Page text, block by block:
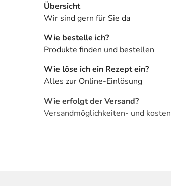
Übersicht
Wir sind gern für Sie da
Wie bestelle ich?
Produkte finden und bestellen
Wie löse ich ein Rezept ein?
Alles zur Online-Einlösung
Wie erfolgt der Versand?
Versandmöglichkeiten- und kosten